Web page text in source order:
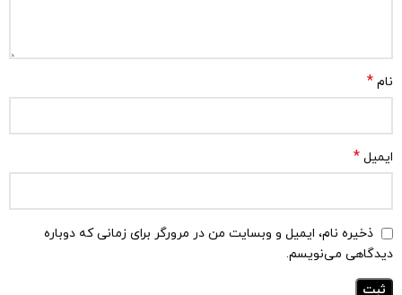
نام *
ایمیل *
ذخیره نام، ایمیل و وبسایت من در مرورگر برای زمانی که دوباره
دیدگاهی می‌نویسم.